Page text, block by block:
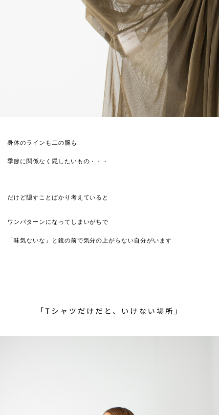
身体のラインも二の腕も
季節に関係なく隠したいもの・・・
だけど隠すことばかり考えていると
ワンパターンになってしまいがちで
「味気ないな」と鏡の前で気分の上がらない自分がいます
「Tシャツだけだと、いけない場所」